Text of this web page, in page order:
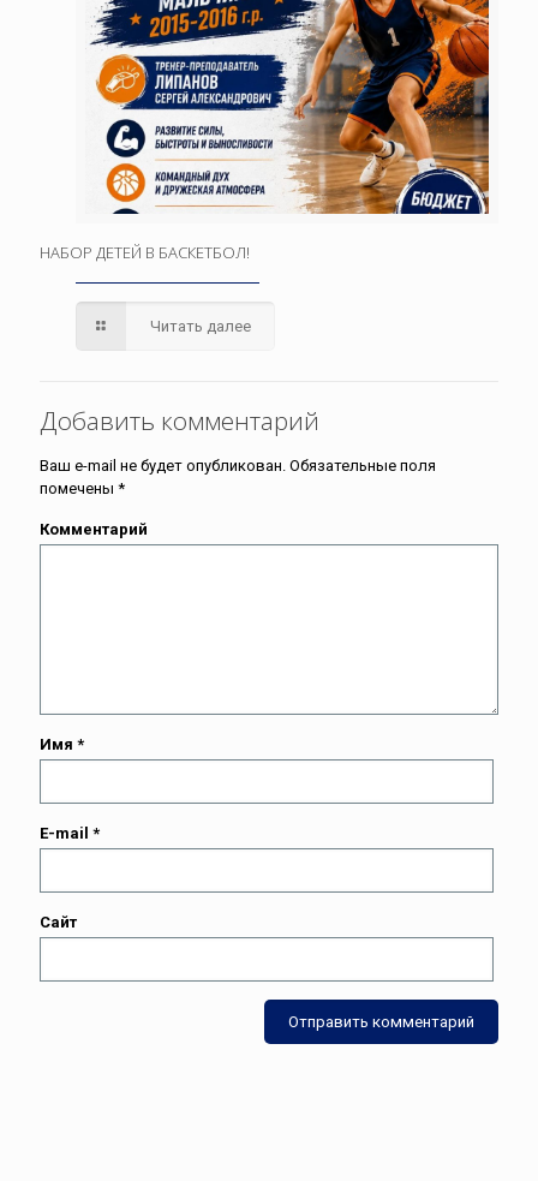
НАБОР ДЕТЕЙ В БАСКЕТБОЛ!
Читать далее
Добавить комментарий
Ваш e-mail не будет опубликован. Обязательные поля
помечены *
Комментарий
Имя *
E-mail *
Сайт